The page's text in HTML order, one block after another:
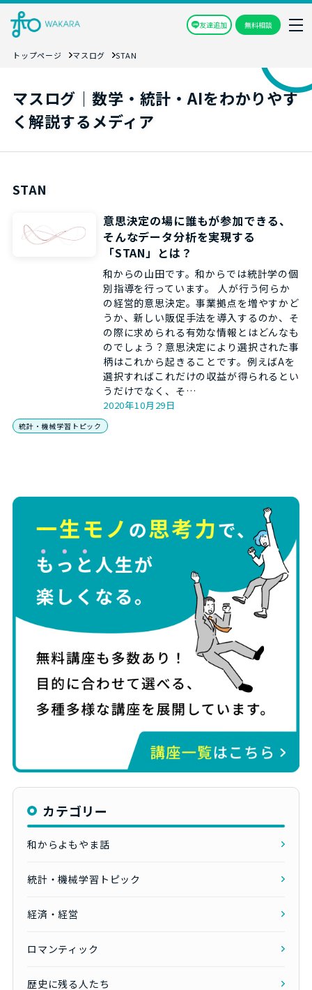
友達追加 無料相談
トップページ マスログ STAN
マスログ｜数学・統計・AIをわかりやす
く解説するメディア
STAN
意思決定の場に誰もが参加できる、
そんなデータ分析を実現する
「STAN」とは？
和からの山田です。和からでは統計学の個
別指導を行っています。 人が行う何らか
の経営的意思決定。事業拠点を増やすかど
うか、新しい販促手法を導入するのか、そ
の際に求められる有効な情報とはどんなも
のでしょう？意思決定により選択された事
柄はこれから起きることです。例えばAを
選択すればこれだけの収益が得られるとい
うだけでなく、そ…
2020年10月29日
統計・機械学習トピック
カテゴリー
和からよもやま話
統計・機械学習トピック
経済・経営
ロマンティック
歴史に残る人たち